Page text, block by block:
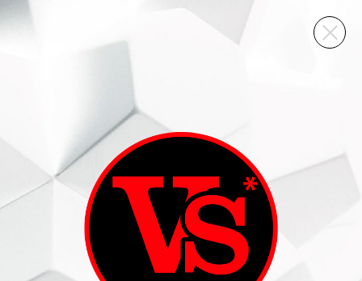
ВИННЫЙ СКЛАД